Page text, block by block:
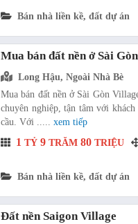
Bán nhà liền kề, đất dự án
Mua bán đất nền ở Sài
Long Hậu, Ngoài Nhà Bè
Mua bán đất nền ở Sài Gòn
chuyên nghiệp, tận tâm với
cầu. Với ..... xem tiếp
1 TỶ 9 TRĂM 80 TRIỆU
Bán nhà liền kề, đất dự án
Đất nền Saigon Village